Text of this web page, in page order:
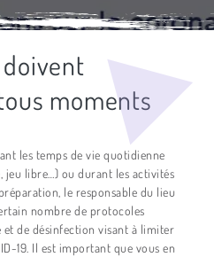
moments
les temps de vie quotidienne
jeu libre…) ou durant les activités
le responsable du lieu
nombre de protocoles
et de désinfection visant à limiter
19. Il est important que vous en